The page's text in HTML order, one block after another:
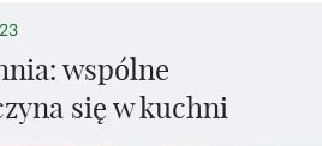
wspólne
się w kuchni